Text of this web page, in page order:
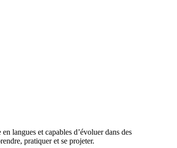
langues et capables d’évoluer dans des
pratiquer et se projeter.